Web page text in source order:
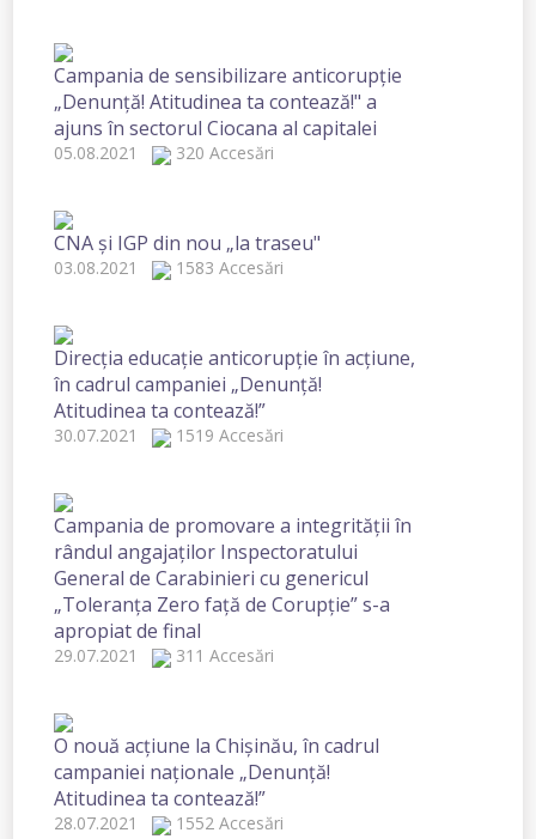
Campania de sensibilizare anticorupție
„Denunță! Atitudinea ta contează!" a
ajuns în sectorul Ciocana al capitalei
05.08.2021 320 Accesări
CNA și IGP din nou „la traseu"
03.08.2021 1583 Accesări
Direcția educație anticorupție în acțiune,
în cadrul campaniei „Denunță!
Atitudinea ta contează!”
30.07.2021 1519 Accesări
Campania de promovare a integrității în
rândul angajaților Inspectoratului
General de Carabinieri cu genericul
„Toleranța Zero față de Corupție” s-a
apropiat de final
29.07.2021 311 Accesări
O nouă acțiune la Chișinău, în cadrul
campaniei naționale „Denunță!
Atitudinea ta contează!”
28.07.2021 1552 Accesări